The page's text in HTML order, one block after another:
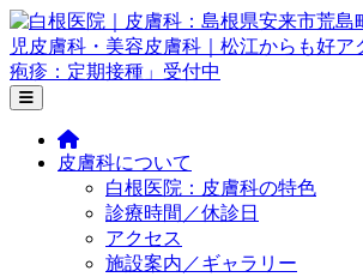
Skip
to
the
content
皮膚科について
白根医院：皮膚科の特色
診療時間／休診日
アクセス
施設案内／ギャラリー